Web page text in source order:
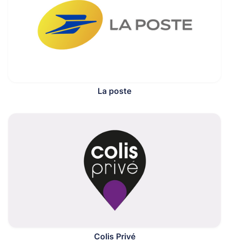
La poste
Colis Privé